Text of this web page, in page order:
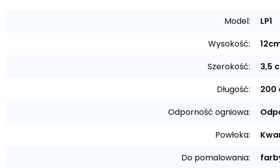
Model:
LP1
Wysokość:
Szerokość:
3,5
Długość:
200
Odporność ogniowa:
Powłoka:
Do pomalowania: